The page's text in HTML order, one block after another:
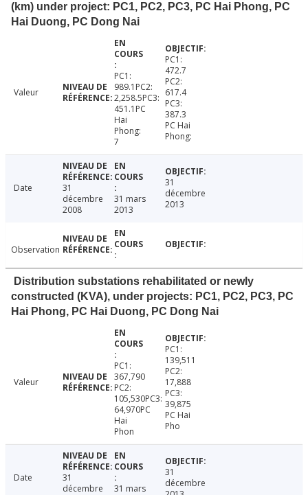
(km) under project: PC1, PC2, PC3, PC Hai Phong, PC
Hai Duong, PC Dong Nai
Valeur
PC1:
989.1PC2:
2,258.5PC3:
451.1PC
Hai
Phong:
7
PC1:
472.7
PC2:
617.4
PC3:
387.3
PC Hai
Phong:
Date
31
décembre
2008
31 mars
2013
31
décembre
2013
Observation
Distribution substations rehabilitated or newly
constructed (KVA), under projects: PC1, PC2, PC3, PC
Hai Phong, PC Hai Duong, PC Dong Nai
Valeur
PC1:
367,790
PC2:
105,530PC3:
64,970PC
Hai
Phon
PC1:
139,511
PC2:
17,888
PC3:
39,875
PC Hai
Pho
Date
31
décembre
31 mars
31
décembre